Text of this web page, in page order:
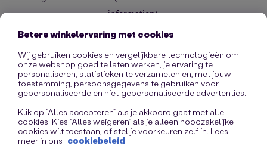
information).
Betere winkelervaring met cookies
Wij gebruiken cookies en vergelijkbare technologieën om
onze webshop goed te laten werken, je ervaring te
personaliseren, statistieken te verzamelen en, met jouw
toestemming, persoonsgegevens te gebruiken voor
gepersonaliseerde en niet-gepersonaliseerde advertenties.
Klik op “Alles accepteren” als je akkoord gaat met alle
cookies. Kies “Alles weigeren” als je alleen noodzakelijke
cookies wilt toestaan, of stel je voorkeuren zelf in. Lees
meer in ons cookiebeleid